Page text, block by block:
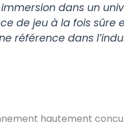
dans un
de jeu à la fois sûre
référence dans
hautement